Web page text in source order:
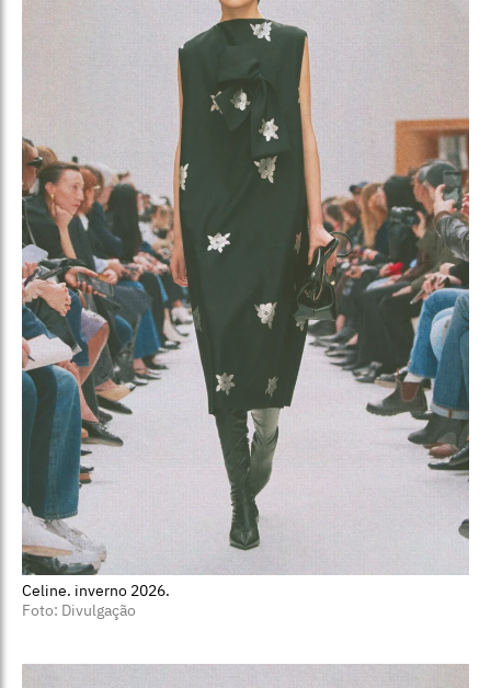
Celine. inverno 2026.
Foto: Divulgação